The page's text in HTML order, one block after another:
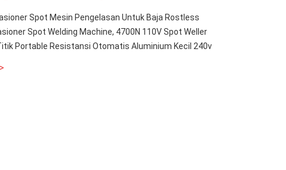
Spot Mesin Pengelasan Untuk Baja Rostless
Spot Welding Machine, 4700N 110V Spot Weller
Portable Resistansi Otomatis Aluminium Kecil 240v